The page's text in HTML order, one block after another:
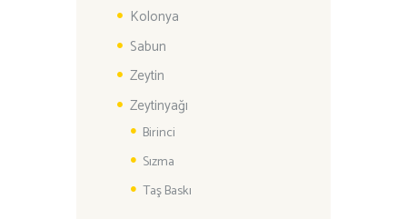
Kolonya
Sabun
Zeytin
Zeytinyağı
Birinci
Sızma
Taş Baskı